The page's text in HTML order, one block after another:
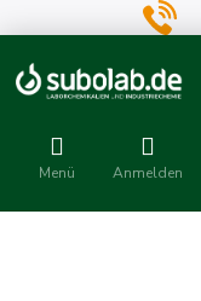
Menü Anmelden